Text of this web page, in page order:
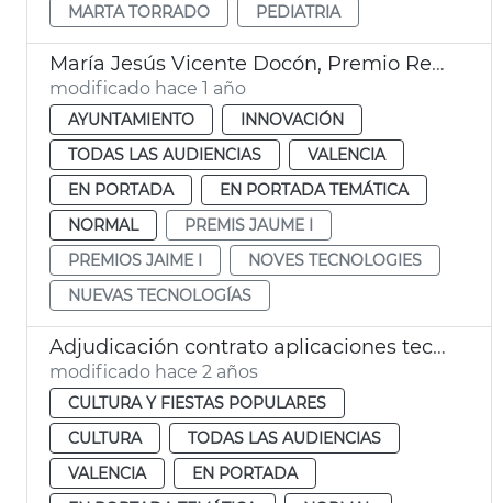
MARTA TORRADO
PEDIATRIA
María Jesús Vicente Docón, Premio Rei Jaume I de Nuevas Tecnologías que patrocina l'Ajuntament de València
modificado hace 1 año
AYUNTAMIENTO
INNOVACIÓN
TODAS LAS AUDIENCIAS
VALENCIA
EN PORTADA
EN PORTADA TEMÁTICA
NORMAL
PREMIS JAUME I
PREMIOS JAIME I
NOVES TECNOLOGIES
NUEVAS TECNOLOGÍAS
Adjudicación contrato aplicaciones tecnológicas Museo Ciencias Naturales
modificado hace 2 años
CULTURA Y FIESTAS POPULARES
CULTURA
TODAS LAS AUDIENCIAS
VALENCIA
EN PORTADA